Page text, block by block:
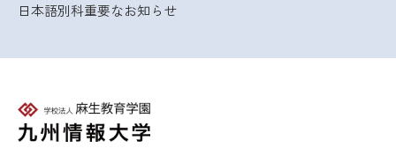
日本語別科重要なお知らせ